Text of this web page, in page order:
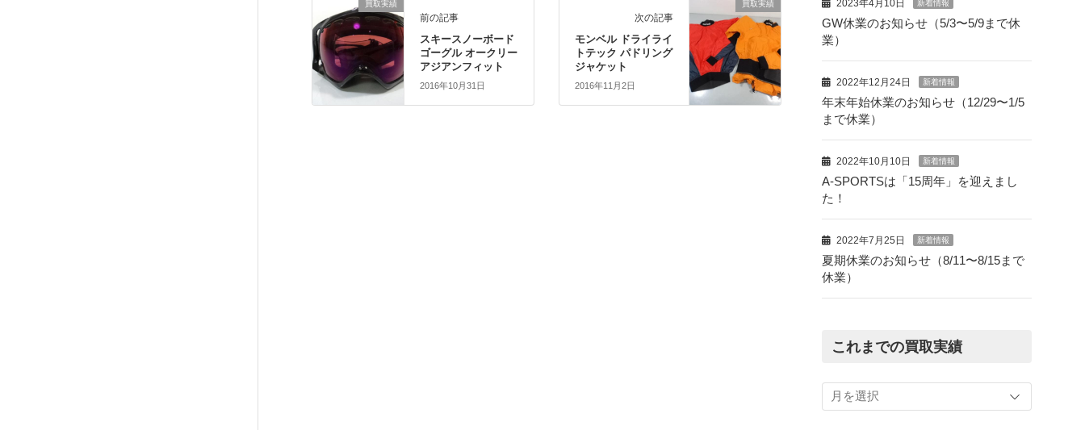
買取実績
前の記事
スキースノーボード
ゴーグル オークリー
アジアンフィット
2016年10月31日
買取実績
次の記事
モンベル ドライライ
トテック パドリング
ジャケット
2016年11月2日
2023年4月10日 新着情報
GW休業のお知らせ（5/3〜5/9まで休
業）
2022年12月24日 新着情報
年末年始休業のお知らせ（12/29〜1/5
まで休業）
2022年10月10日 新着情報
A-SPORTSは「15周年」を迎えまし
た！
2022年7月25日 新着情報
夏期休業のお知らせ（8/11〜8/15まで
休業）
これまでの買取実績
ま